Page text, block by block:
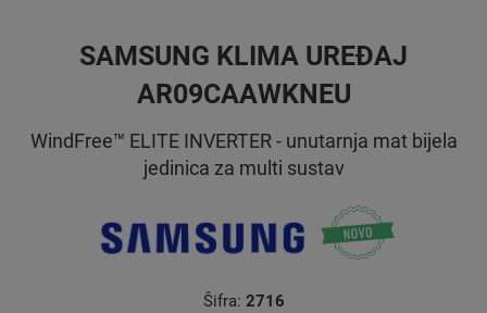
SAMSUNG KLIMA UREĐAJ
AR09CAAWKNEU
WindFree™ ELITE INVERTER - unutarnja mat bijela
jedinica za multi sustav
Šifra: 2716